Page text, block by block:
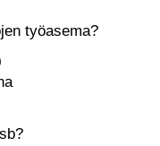
työasema?